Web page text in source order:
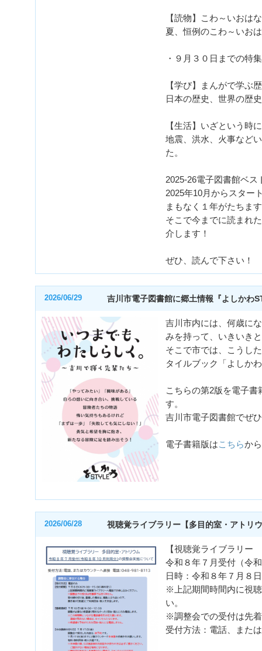
【読物】こわ～いおは
夏、恒例のこわ～いお
・９月３０日までの特集
【学び】まんがで学ぶ
日本の歴史、世界の歴
【生活】いざという時
地震、洪水、火事など
た。
2025-26電子図書館ベス
2025年10月からスター
まもなく１年がたちま
そこで今までに読まれ
介します！
ぜひ、読んで下さい！
2026/06/29 吉川市電子図書館に郷土情報『よしかわ
吉川市内には、何歳に
みを持って、いきいき
そこで市では、こうし
タイルブック「よしか
こちらの第2版を電子
す。
吉川市電子図書館でぜ
電子書籍版はこちらか
2026/06/28 視聴覚ライブラリー【多目的室・アトリ
【視聴覚ライブラリー
令和８年７月受付（令
日時：令和８年７月８
※上記期間時間内に視
い。
※調整会での受付は先
受付方法：電話、また